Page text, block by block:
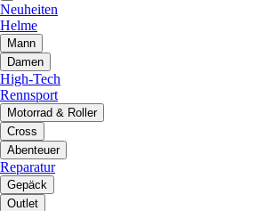
Neuheiten
Helme
Mann
Damen
High-Tech
Rennsport
Motorrad & Roller
Cross
Abenteuer
Reparatur
Gepäck
Outlet